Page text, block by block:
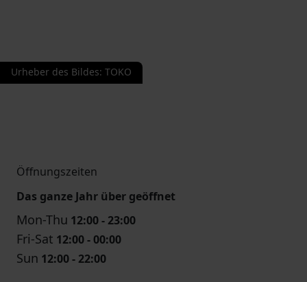
Urheber des Bildes: TOKO
Öffnungszeiten
Das ganze Jahr über geöffnet
Mon-Thu 12:00 - 23:00
Fri-Sat 12:00 - 00:00
Sun 12:00 - 22:00